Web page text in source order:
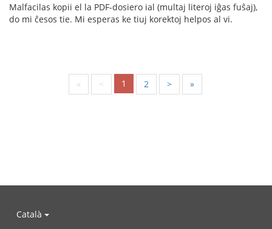
Malfacilas kopii el la PDF-dosiero ial (multaj literoj iĝas fuŝaj),
do mi ĉesos tie. Mi esperas ke tiuj korektoj helpos al vi.
« < 1 2 > »
Català